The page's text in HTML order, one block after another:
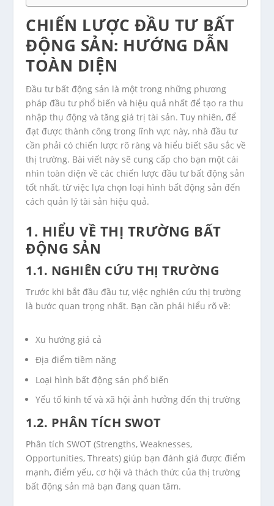
CHIẾN LƯỢC ĐẦU TƯ BẤT
ĐỘNG SẢN: HƯỚNG DẪN
TOÀN DIỆN
Đầu tư bất động sản là một trong những phương
pháp đầu tư phổ biến và hiệu quả nhất để tạo ra thu
nhập thụ động và tăng giá trị tài sản. Tuy nhiên, để
đạt được thành công trong lĩnh vực này, nhà đầu tư
cần phải có chiến lược rõ ràng và hiểu biết sâu sắc về
thị trường. Bài viết này sẽ cung cấp cho bạn một cái
nhìn toàn diện về các chiến lược đầu tư bất động sản
tốt nhất, từ việc lựa chọn loại hình bất động sản đến
cách quản lý tài sản hiệu quả.
1. HIỂU VỀ THỊ TRƯỜNG BẤT
ĐỘNG SẢN
1.1. NGHIÊN CỨU THỊ TRƯỜNG
Trước khi bắt đầu đầu tư, việc nghiên cứu thị trường
là bước quan trọng nhất. Bạn cần phải hiểu rõ về:
Xu hướng giá cả
Địa điểm tiềm năng
Loại hình bất động sản phổ biến
Yếu tố kinh tế và xã hội ảnh hưởng đến thị trường
1.2. PHÂN TÍCH SWOT
Phân tích SWOT (Strengths, Weaknesses,
Opportunities, Threats) giúp bạn đánh giá được điểm
mạnh, điểm yếu, cơ hội và thách thức của thị trường
bất động sản mà bạn đang quan tâm.